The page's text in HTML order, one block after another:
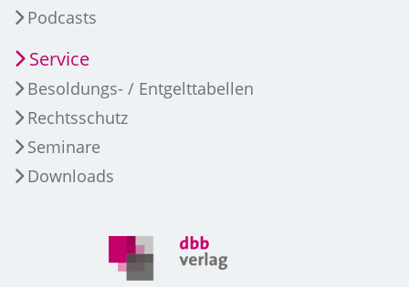
Podcasts
Service
Besoldungs- / Entgelttabellen
Rechtsschutz
Seminare
Downloads